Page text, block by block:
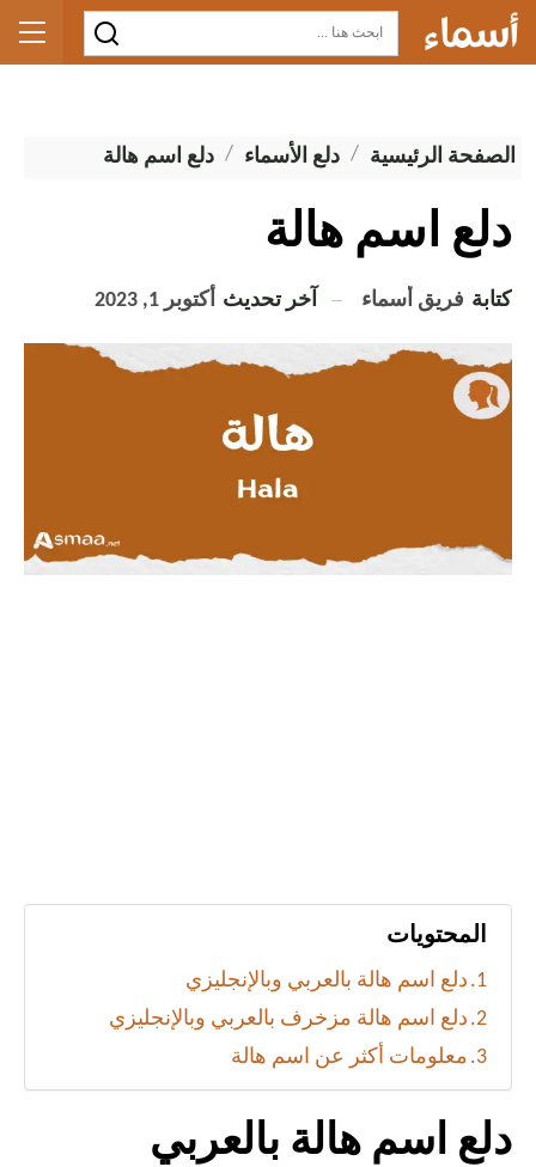
الصفحة الرئيسية دلع الأسماء دلع اسم هالة
دلع اسم هالة
كتابة فريق أسماء آخر تحديث أكتوبر 1, 2023
المحتويات
دلع اسم هالة بالعربي وبالإنجليزي
دلع اسم هالة مزخرف بالعربي وبالإنجليزي
معلومات أكثر عن اسم هالة
دلع اسم هالة بالعربي